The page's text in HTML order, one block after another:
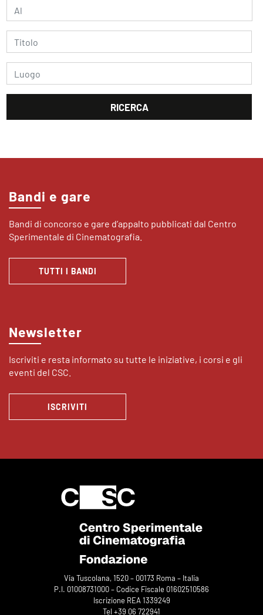
Bandi e gare
Bandi di concorso e gare d’appalto pubblicati dal Centro
Sperimentale di Cinematografia.
TUTTI I BANDI
Newsletter
Iscriviti e resta informato su tutte le iniziative, i corsi e gli
eventi del CSC.
ISCRIVITI
Via Tuscolana, 1520 – 00173 Roma – Italia
P.I. 01008731000 – Codice Fiscale 01602510586
Iscrizione REA 1339249
Tel +39 06 722941